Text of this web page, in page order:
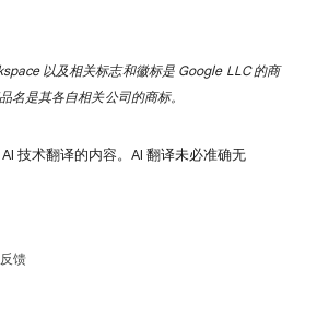
以及相关标志和徽标是 Google LLC 的商
名是其各自相关公司的商标。
技术翻译的内容。AI 翻译未必准确无
馈